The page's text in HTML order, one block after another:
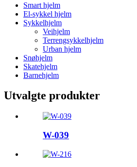
Smart hjelm
El-sykkel hjelm
Sykkelhjelm
Veihjelm
Terrengsykkelhjelm
Urban hjelm
Snøhjelm
Skatehjelm
Barnehjelm
Utvalgte produkter
W-039